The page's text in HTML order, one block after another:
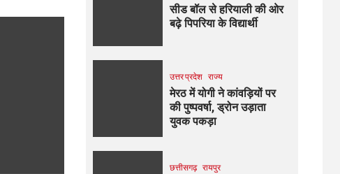
सीड बॉल से हरियाली की ओर
बढ़े पिपरिया के विद्यार्थी
उत्तर प्रदेश राज्य
मेरठ में योगी ने कांवड़ियों पर
की पुष्पवर्षा, ड्रोन उड़ाता
युवक पकड़ा
छत्तीसगढ़ रायपुर